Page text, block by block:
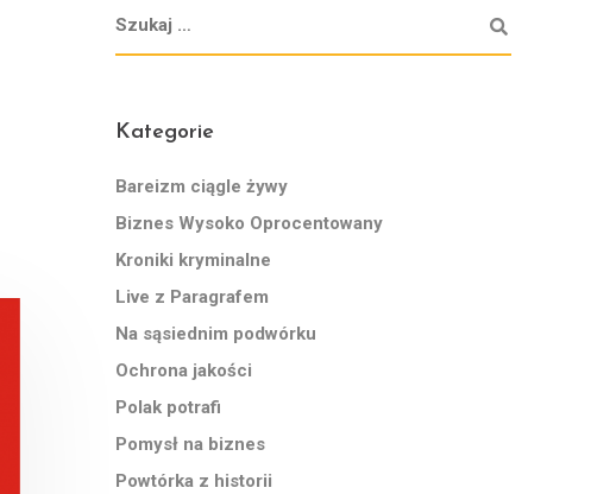
Kategorie
Bareizm ciągle żywy
Biznes Wysoko Oprocentowany
Kroniki kryminalne
Live z Paragrafem
Na sąsiednim podwórku
Ochrona jakości
Polak potrafi
Pomysł na biznes
Powtórka z historii